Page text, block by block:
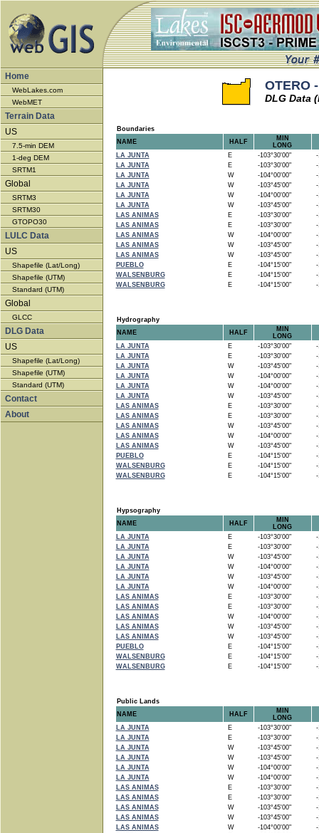
Home
WebLakes.com
WebMET
Terrain Data
US
7.5-min DEM
1-deg DEM
SRTM1
Global
SRTM3
SRTM30
GTOPO30
LULC Data
US
Shapefile (Lat/Long)
Shapefile (UTM)
Standard (UTM)
Global
GLCC
DLG Data
US
Shapefile (Lat/Long)
Shapefile (UTM)
Standard (UTM)
Contact
About
OTERO
DLG Data
Boundaries
NAME
HALF
MIN
LONG
LA JUNTA
E -103°30'00"
-
LA JUNTA
E -103°30'00"
-
LA JUNTA
W -104°00'00"
-
LA JUNTA
W -103°45'00"
-
LA JUNTA
W -104°00'00"
-
LA JUNTA
W -103°45'00"
-
LAS ANIMAS
E -103°30'00"
-
LAS ANIMAS
E -103°30'00"
-
LAS ANIMAS
W -104°00'00"
-
LAS ANIMAS
W -103°45'00"
-
LAS ANIMAS
W -103°45'00"
-
PUEBLO
E -104°15'00"
-
WALSENBURG
E -104°15'00"
-
WALSENBURG
E -104°15'00" -
Hydrography
NAME
HALF
MIN
LONG
LA JUNTA
E -103°30'00"
-
LA JUNTA
E -103°30'00"
-
LA JUNTA
W -103°45'00"
-
LA JUNTA
W -104°00'00"
-
LA JUNTA
W -104°00'00"
-
LA JUNTA
W -103°45'00"
-
LAS ANIMAS
E -103°30'00"
-
LAS ANIMAS
E -103°30'00"
-
LAS ANIMAS
W -103°45'00"
-
LAS ANIMAS
W -104°00'00"
-
LAS ANIMAS
W -103°45'00"
-
PUEBLO
E -104°15'00"
-
WALSENBURG
E -104°15'00"
-
WALSENBURG
E -104°15'00" -
Hypsography
NAME
HALF
MIN
LONG
LA JUNTA
E -103°30'00"
-
LA JUNTA
E -103°30'00"
-
LA JUNTA
W -103°45'00"
-
LA JUNTA
W -104°00'00"
-
LA JUNTA
W -103°45'00"
-
LA JUNTA
W -104°00'00"
-
LAS ANIMAS
E -103°30'00"
-
LAS ANIMAS
E -103°30'00"
-
LAS ANIMAS
W -104°00'00"
-
LAS ANIMAS
W -103°45'00"
-
LAS ANIMAS
W -103°45'00"
-
PUEBLO
E -104°15'00"
-
WALSENBURG
E -104°15'00"
-
WALSENBURG
E -104°15'00" -
Public Lands
NAME
HALF
MIN
LONG
LA JUNTA
E -103°30'00"
-
LA JUNTA
E -103°30'00"
-
LA JUNTA
W -103°45'00"
-
LA JUNTA
W -103°45'00"
-
LA JUNTA
W -104°00'00"
-
LA JUNTA
W -104°00'00"
-
LAS ANIMAS
E -103°30'00"
-
LAS ANIMAS
E -103°30'00"
-
LAS ANIMAS
W -103°45'00"
-
LAS ANIMAS
W -103°45'00"
-
LAS ANIMAS
W -104°00'00"
-